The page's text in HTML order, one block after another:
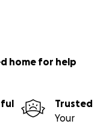
home for help
Trusted
Your